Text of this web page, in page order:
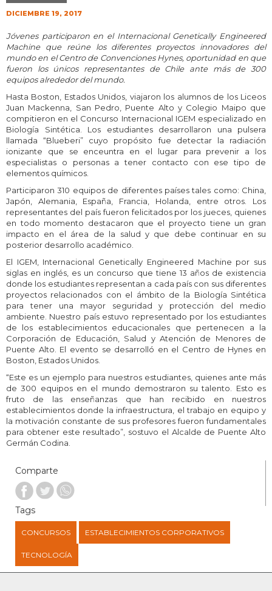
DICIEMBRE 19, 2017
Jóvenes participaron en el Internacional Genetically Engineered
Machine que reúne los diferentes proyectos innovadores del
mundo en el Centro de Convenciones Hynes, oportunidad en que
fueron los únicos representantes de Chile ante más de 300
equipos alrededor del mundo.
Hasta Boston, Estados Unidos, viajaron los alumnos de los Liceos
Juan Mackenna, San Pedro, Puente Alto y Colegio Maipo que
compitieron en el Concurso Internacional IGEM especializado en
Biología Sintética. Los estudiantes desarrollaron una pulsera
llamada “Blueberi” cuyo propósito fue detectar la radiación
ionizante que se enceuntra en el lugar para prevenir a los
especialistas o personas a tener contacto con ese tipo de
elementos químicos.
Participaron 310 equipos de diferentes países tales como: China,
Japón, Alemania, España, Francia, Holanda, entre otros. Los
representantes del país fueron felicitados por los jueces, quienes
en todo momento destacaron que el proyecto tiene un gran
impacto en el área de la salud y que debe continuar en su
posterior desarrollo académico.
El IGEM, Internacional Genetically Engineered Machine por sus
siglas en inglés, es un concurso que tiene 13 años de existencia
donde los estudiantes representan a cada país con sus diferentes
proyectos relacionados con el ámbito de la Biología Sintética
para tener una mayor seguridad y protección del medio
ambiente. Nuestro país estuvo representado por los estudiantes
de los establecimientos educacionales que pertenecen a la
Corporación de Educación, Salud y Atención de Menores de
Puente Alto. El evento se desarrolló en el Centro de Hynes en
Boston, Estados Unidos.
“Este es un ejemplo para nuestros estudiantes, quienes ante más
de 300 equipos en el mundo demostraron su talento. Esto es
fruto de las enseñanzas que han recibido en nuestros
establecimientos donde la infraestructura, el trabajo en equipo y
la motivación constante de sus profesores fueron fundamentales
para obtener este resultado”, sostuvo el Alcalde de Puente Alto
Germán Codina.
Comparte
Tags
CONCURSOS ESTABLECIMIENTOS CORPORATIVOS
TECNOLOGÍA